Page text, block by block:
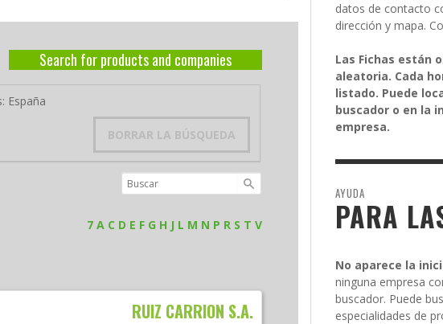
Search for products and companies
España
BORRAR LA BÚSQUEDA
7 A C D E F G H J L M N P R S T V
RUIZ CARRION S.A.
datos de contacto
dirección y mapa.
Las Fichas están
aleatoria. Cada
listado. Puede
buscador o en la
empresa.
AYUDA
PARA
No aparece la
ninguna empresa
buscador. Puede
especialidades de